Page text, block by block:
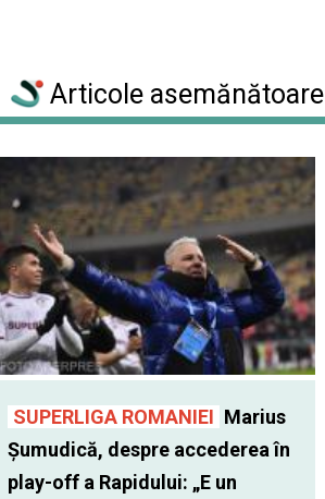
Articole asemănătoare
SUPERLIGA ROMANIEI Marius
Șumudică, despre accederea în
play-off a Rapidului: „E un